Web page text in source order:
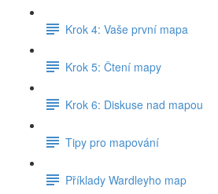
Krok 4: Vaše první mapa
Krok 5: Čtení mapy
Krok 6: Diskuse nad mapou
Tipy pro mapování
Příklady Wardleyho map